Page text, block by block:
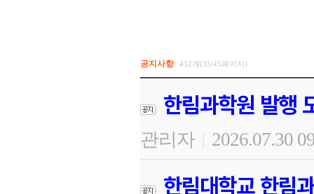
공지사항 452개(35/45페이지)
한림과학원 발행
관리자 | 2026.07.30
한림대학교 한림